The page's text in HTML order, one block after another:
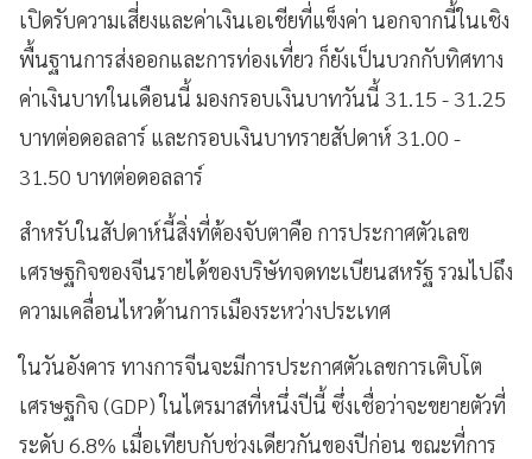
เปิดรับความเสี่ยงและค่าเงินเอเชียที่แข็งค่า นอกจากนี้ในเชิง
พื้นฐานการส่งออกและการท่องเที่ยว ก็ยังเป็นบวกกับทิศทาง
ค่าเงินบาทในเดือนนี้ มองกรอบเงินบาทวันนี้ 31.15 - 31.25
บาทต่อดอลลาร์ และกรอบเงินบาทรายสัปดาห์ 31.00 -
31.50 บาทต่อดอลลาร์
สำหรับในสัปดาห์นี้สิ่งที่ต้องจับตาคือ การประกาศตัวเลข
เศรษฐกิจของจีนรายได้ของบริษัทจดทะเบียนสหรัฐ รวมไปถึง
ความเคลื่อนไหวด้านการเมืองระหว่างประเทศ
ในวันอังคาร ทางการจีนจะมีการประกาศตัวเลขการเติบโต
เศรษฐกิจ (GDP) ในไตรมาสที่หนึ่งปีนี้ ซึ่งเชื่อว่าจะขยายตัวที่
ระดับ 6.8% เมื่อเทียบกับช่วงเดียวกันของปีก่อน ขณะที่การ